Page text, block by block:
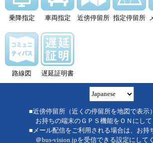
乗降指定 車両指定 近傍停留所 指定停留所
路線図 遅延証明書
■近傍停留所（近くの停留所を地図で表示
お持ちの端末のＧＰＳ機能をＯＮにして
■メール配信をご利用される場合は、お持
＠bus-vision.jpを受信できる設定にしてく